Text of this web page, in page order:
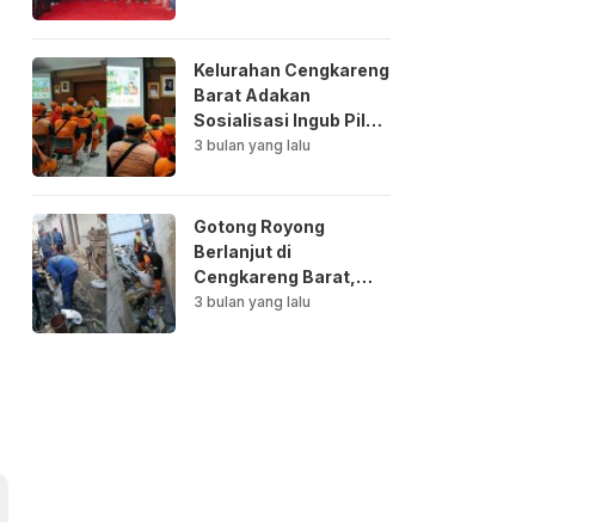
Kelurahan Cengkareng
Barat Adakan
Sosialisasi Ingub Pilah
Sampah Kepada PPSU
3 bulan yang lalu
Gotong Royong
Berlanjut di
Cengkareng Barat,
Saluran Air
3 bulan yang lalu